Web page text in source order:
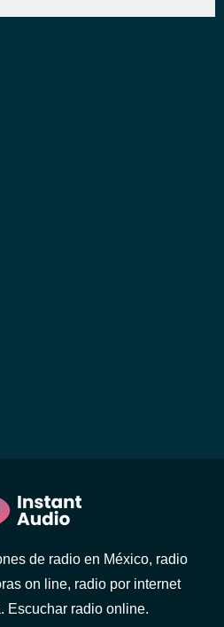
de radio en México, radio
on line, radio por internet
Escuchar radio online.